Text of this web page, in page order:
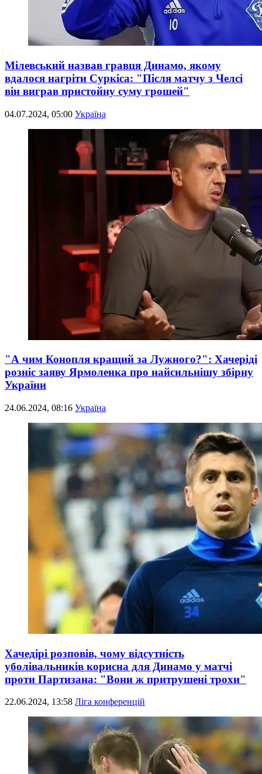
Мілевський назвав гравця Динамо, якому
вдалося нагріти Суркіса: "Після матчу з Челсі
він виграв пристойну суму грошей"
04.07.2024, 05:00 Україна
"А чим Конопля кращий за Лужного?": Хачеріді
розніс заяву Ярмоленка про найсильнішу збірну
України
24.06.2024, 08:16 Україна
Хачедірі розповів, чому відсутність
уболівальників корисна для Динамо у матчі
проти Партизана: "Вони ж притрушені трохи"
22.06.2024, 13:58 Ліга конференцій